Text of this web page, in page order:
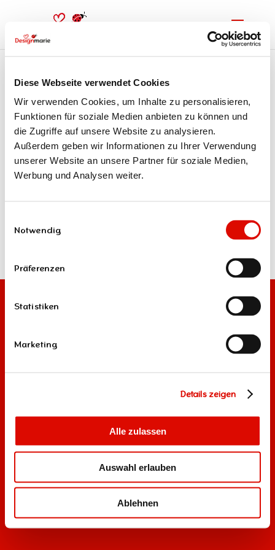
Diese Webseite verwendet Cookies
Wir verwenden Cookies, um Inhalte zu personalisieren,
Funktionen für soziale Medien anbieten zu können und
die Zugriffe auf unsere Website zu analysieren.
Außerdem geben wir Informationen zu Ihrer Verwendung
unserer Website an unsere Partner für soziale Medien,
Werbung und Analysen weiter.
Notwendig
Präferenzen
Statistiken
Marketing
Details zeigen
Alle zulassen
Auswahl erlauben
Ablehnen
Suchen
Recent Posts